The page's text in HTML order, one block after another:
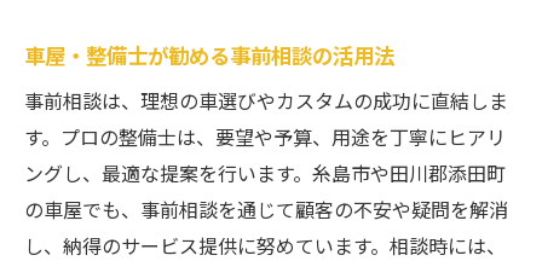
車屋・整備士が勧める事前相談の活用法
事前相談は、理想の車選びやカスタムの成功に直結しま
す。プロの整備士は、要望や予算、用途を丁寧にヒアリ
ングし、最適な提案を行います。糸島市や田川郡添田町
の車屋でも、事前相談を通じて顧客の不安や疑問を解消
し、納得のサービス提供に努めています。相談時には、